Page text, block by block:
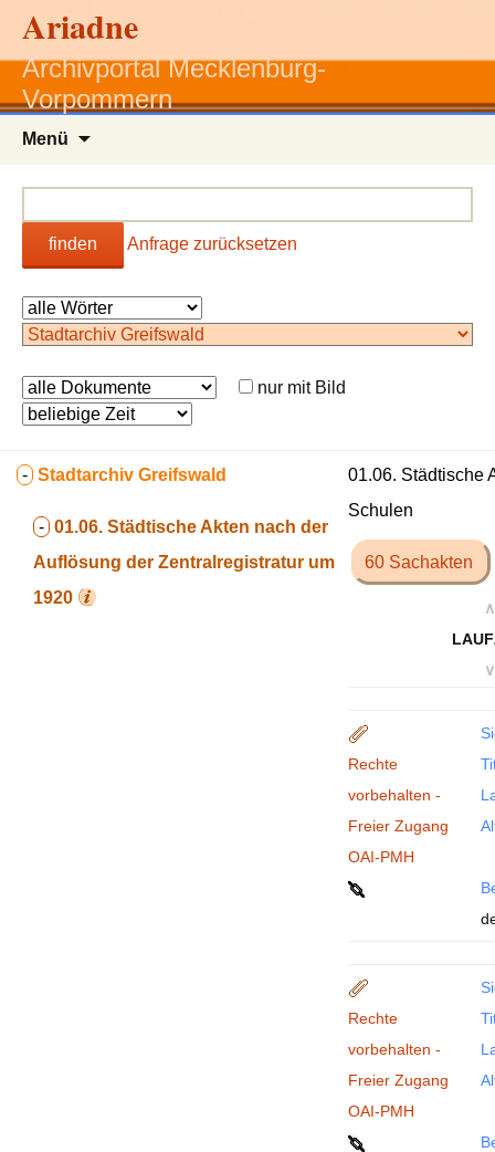
Ariadne
Archivportal Mecklenburg-
Vorpommern
Menü
finden Anfrage zurücksetzen
nur mit Bild
- Stadtarchiv Greifswald
- 01.06. Städtische Akten nach der
Auflösung der Zentralregistratur um
1920
01.06. Städtische
Schulen
60 Sachakten
∧
∨
Rechte
vorbehalten -
Freier Zugang
OAI-PMH
Rechte
vorbehalten -
Freier Zugang
OAI-PMH